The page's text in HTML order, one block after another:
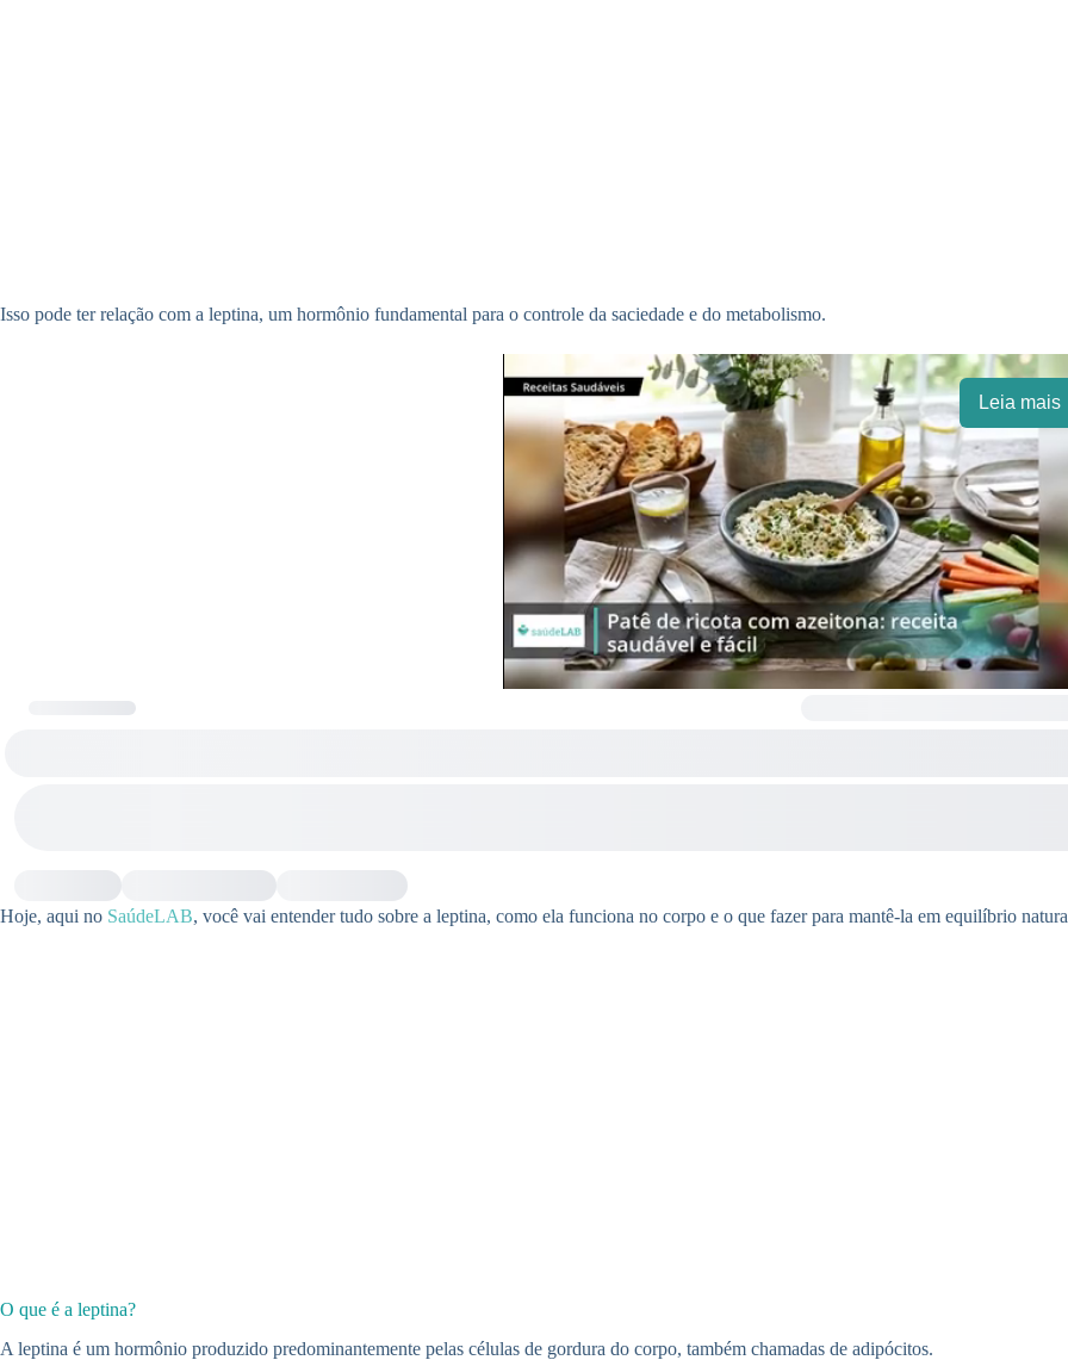
Isso pode ter relação com a leptina, um hormônio fundamental para o controle da saciedade e do metabolismo.
Leia mais
Hoje, aqui no SaúdeLAB, você vai entender tudo sobre a leptina, como ela funciona no corpo e o que fazer para mantê-la em equilíbrio
O que é a leptina?
A leptina é um hormônio produzido predominantemente pelas células de gordura do corpo, também chamadas de adipócitos.